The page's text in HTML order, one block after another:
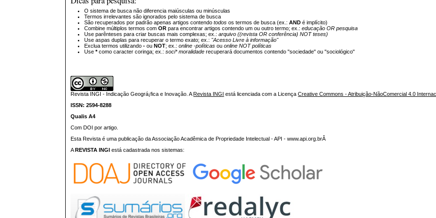
O sistema de busca não diferencia maiúsculas ou minúsculas
Termos irrelevantes são ignorados pelo sistema de busca
São recuperados por padrão apenas artigos contendotodos os termos de busca (ex.:AND é implícito)
Combine múltiplos termos comOR para encontrar artigos contendo um ou outro termo; ex.:educação OR pesquisa
Use parênteses para criar buscas mais complexas; ex.:arquivo ((revista OR conferência) NOT teses)
Use aspas duplas para recuperar o termo exato; ex.: "Acesso Livre à informação"
Exclua termos utilizando- ouNOT; ex.:online -políticas ouonline NOT políticas
Use*como caracter coringa; ex.:soci* moralidade recuperará documentos contendo "sociedade" ou "sociológico"
Revista INGI - Indicação Geográ¡fica e Inovação.ARevista INGI está licenciada com a LicençaCreative Commons - Atribuição-NãoComercial 4.0
ISSN: 2594-8288
Qualis A4
Com DOI por artigo.
Esta Revista é uma publicação da Associação Acadêmica de Propriedade Intelectual - API - www.api.org.brÂ
A REVISTA INGI está cadastrada nos sistemas: